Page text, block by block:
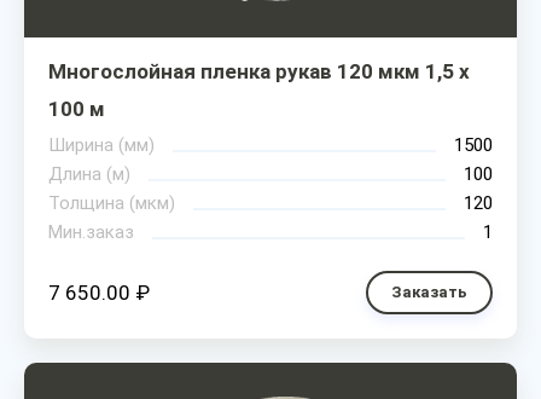
Многослойная пленка рукав 120 мкм 1,5 х
100 м
Ширина (мм)
1500
Длина (м)
100
Толщина (мкм)
120
Мин.заказ
1
7 650.00 ₽ Заказать